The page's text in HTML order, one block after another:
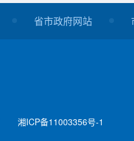
省市政府网站
湘ICP备11003356号-1